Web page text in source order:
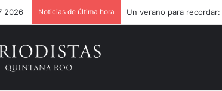
2026 Noticias de última hora Un verano para